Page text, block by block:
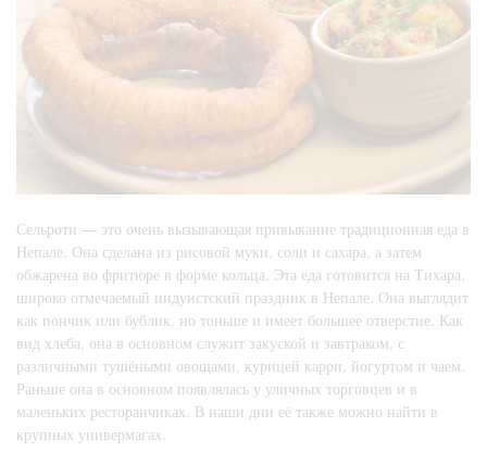
Сельроти — это очень вызывающая привыкание традиционная еда в
Непале. Она сделана из рисовой муки, соли и сахара, а затем
обжарена во фритюре в форме кольца. Эта еда готовится на Тихара,
широко отмечаемый индуистский праздник в Непале. Она выглядит
как пончик или бублик, но тоньше и имеет большее отверстие. Как
вид хлеба, она в основном служит закуской и завтраком, с
различными тушёными овощами, курицей карри, йогуртом и чаем.
Раньше она в основном появлялась у уличных торговцев и в
маленьких ресторанчиках. В наши дни её также можно найти в
крупных универмагах.